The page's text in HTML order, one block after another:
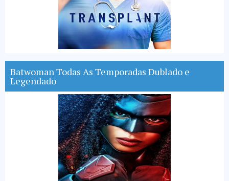
Batwoman Todas As Temporadas Dublado e
Legendado